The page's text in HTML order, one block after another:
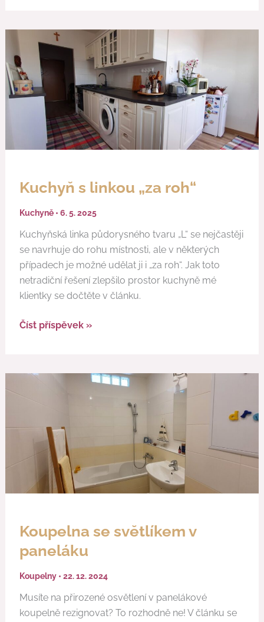
Kuchyň s linkou „za roh“
Kuchyně• 6. 5. 2025
Kuchyňská linka půdorysného tvaru „L“ se nejčastěji
se navrhuje do rohu místnosti, ale v některých
případech je možné udělat ji i „za roh“. Jak toto
netradiční řešení zlepšilo prostor kuchyně mé
klientky se dočtěte v článku.
linkou
„za
roh“
Číst příspěvek »
Koupelna se světlíkem v
paneláku
Koupelny• 22. 12. 2024
Musíte na přirozené osvětlení v panelákové
koupelně rezignovat? To rozhodně ne! V článku se
paneláku